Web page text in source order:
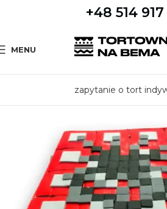
+48 514
MENU
zapytanie o tort